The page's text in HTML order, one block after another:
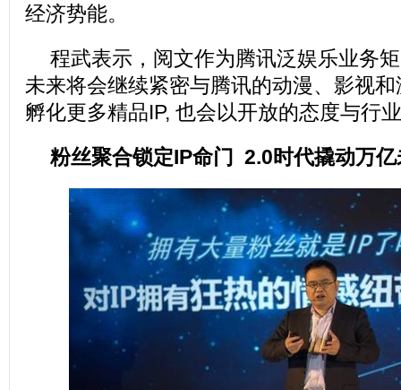
经济势能。
程武表示，阅文作为腾讯泛娱乐业务
未来将会继续紧密与腾讯的动漫、影视
孵化更多精品IP, 也会以开放的态度与行
粉丝聚合锁定IP命门 2.0时代撬动万亿